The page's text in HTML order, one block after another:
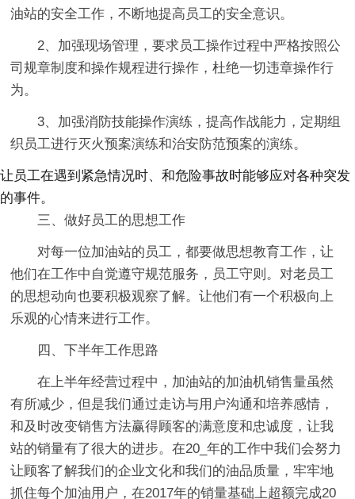
油站的安全工作，不断地提高员工的安全意识。
2、加强现场管理，要求员工操作过程中严格按照公
司规章制度和操作规程进行操作，杜绝一切违章操作行
为。
3、加强消防技能操作演练，提高作战能力，定期组
织员工进行灭火预案演练和治安防范预案的演练。
让员工在遇到紧急情况时、和危险事故时能够应对各种突发
的事件。
三、做好员工的思想工作
对每一位加油站的员工，都要做思想教育工作，让
他们在工作中自觉遵守规范服务，员工守则。对老员工
的思想动向也要积极观察了解。让他们有一个积极向上
乐观的心情来进行工作。
四、下半年工作思路
在上半年经营过程中，加油站的加油机销售量虽然
有所减少，但是我们通过走访与用户沟通和培养感情，
和及时改变销售方法赢得顾客的满意度和忠诚度，让我
站的销量有了很大的进步。在20_年的工作中我们会努力
让顾客了解我们的企业文化和我们的油品质量，牢牢地
抓住每个加油用户，在2017年的销量基础上超额完成20_